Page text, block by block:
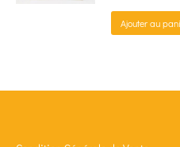
Ajouter au